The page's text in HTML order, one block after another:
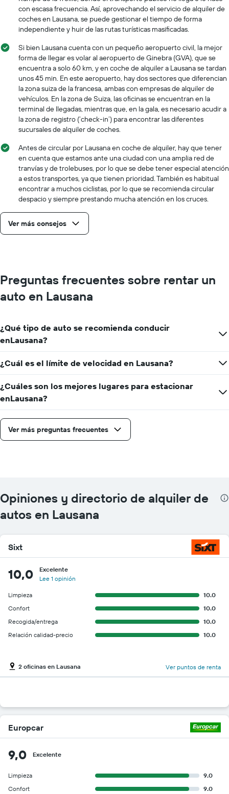
con escasa frecuencia. Así, aprovechando el servicio de alquiler de
coches en Lausana, se puede gestionar el tiempo de forma
independiente y huir de las rutas turísticas masificadas.
Si bien Lausana cuenta con un pequeño aeropuerto civil, la mejor
forma de llegar es volar al aeropuerto de Ginebra (GVA), que se
encuentra a solo 60 km, y en coche de alquiler a Lausana se tardan
unos 45 min. En este aeropuerto, hay dos sectores que diferencian
la zona suiza de la francesa, ambas con empresas de alquiler de
vehículos. En la zona de Suiza, las oficinas se encuentran en la
terminal de llegadas, mientras que, en la gala, es necesario acudir a
la zona de registro (‘check-in’) para encontrar las diferentes
sucursales de alquiler de coches.
Antes de circular por Lausana en coche de alquiler, hay que tener
en cuenta que estamos ante una ciudad con una amplia red de
tranvías y de trolebuses, por lo que se debe tener especial atención
a estos transportes, ya que tienen prioridad. También es habitual
encontrar a muchos ciclistas, por lo que se recomienda circular
despacio y siempre prestando mucha atención en los cruces.
Ver más consejos
Preguntas frecuentes sobre rentar un
auto en Lausana
¿Qué tipo de auto se recomienda conducir
enLausana?
¿Cuál es el límite de velocidad en Lausana?
¿Cuáles son los mejores lugares para estacionar
enLausana?
Ver más preguntas frecuentes
Opiniones y directorio de alquiler de
autos en Lausana
Sixt
10,0
Excelente
Lee 1 opinión
Limpieza
10.0
Confort
10.0
Recogida/entrega
10.0
Relación calidad-precio
10.0
2 oficinas en Lausana Ver puntos de renta
Europcar
9,0 Excelente
Limpieza
9.0
Confort
9.0